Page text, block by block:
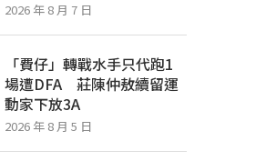
2026 年 8 月 7 日
「費仔」轉戰水手只代跑1
場遭DFA 莊陳仲敖續留運
動家下放3A
2026 年 8 月 5 日